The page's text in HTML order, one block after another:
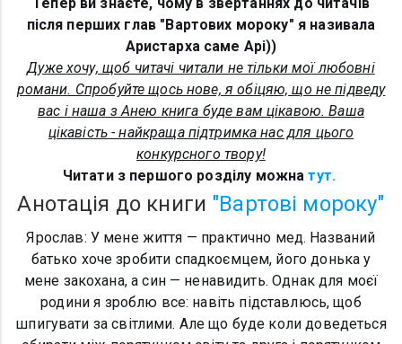
після перших глав "Вартових мороку" я називала
Аристарха саме Арі))
Дуже хочу, щоб читачі читали не тільки мої любовні
романи. Спробуйте щось нове, я обіцяю, що не підведу
вас і наша з Анею книга буде вам цікавою. Ваша
цікавість - найкраща підтримка нас для цього
конкурсного твору!
Читати з першого розділу можнатут.
Анотація до книги "Вартові мороку"
Ярослав: У мене життя — практично мед. Названий
батько хоче зробити спадкоємцем, його донька у
мене закохана, а син — ненавидить. Однак для моєї
родини я зроблю все: навіть підставлюсь, щоб
шпигувати за світлими. Але що буде коли доведеться